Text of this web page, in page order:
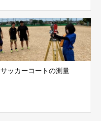
サッカーコートの測量